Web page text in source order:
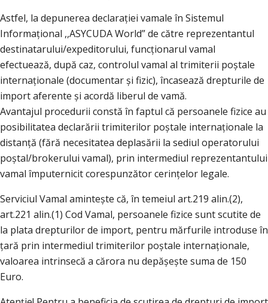
Astfel, la depunerea declarației vamale în Sistemul
Informațional ,,ASYCUDA World” de către reprezentantul
destinatarului/expeditorului, funcționarul vamal
efectuează, după caz, controlul vamal al trimiterii poștale
internaționale (documentar și fizic), încasează drepturile de
import aferente și acordă liberul de vamă.
Avantajul procedurii constă în faptul că persoanele fizice au
posibilitatea declarării trimiterilor poștale internaționale la
distanță (fără necesitatea deplasării la sediul operatorului
poștal/brokerului vamal), prin intermediul reprezentantului
vamal împuternicit corespunzător cerințelor legale.
Serviciul Vamal amintește că, în temeiul art.219 alin.(2),
art.221 alin.(1) Cod Vamal, persoanele fizice sunt scutite de
la plata drepturilor de import, pentru mărfurile introduse în
țară prin intermediul trimiterilor poștale internaționale,
valoarea intrinsecă a cărora nu depășește suma de 150
Euro.